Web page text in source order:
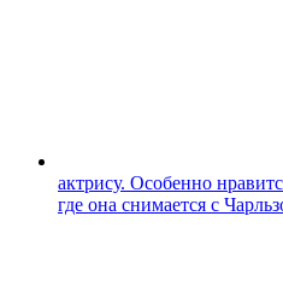
актрису. Особенно
где она снимается с